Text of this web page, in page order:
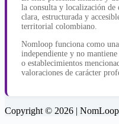
la consulta y localización de
clara, estructurada y
territorial colombiano.
Nomloop funciona como
independiente y no
o establecimientos
valoraciones de carácter
Copyright © 2026 | NomLoop